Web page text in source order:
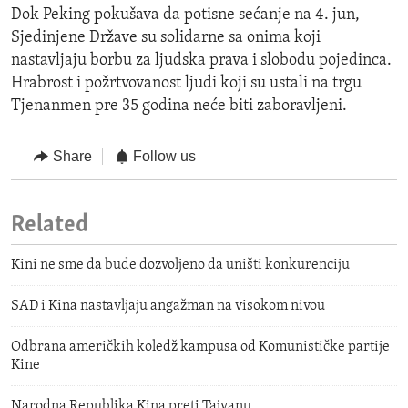
Dok Peking pokušava da potisne sećanje na 4. jun,
Sjedinjene Države su solidarne sa onima koji
nastavljaju borbu za ljudska prava i slobodu pojedinca.
Hrabrost i požrtvovanost ljudi koji su ustali na trgu
Tjenanmen pre 35 godina neće biti zaboravljeni.
Share Follow us
Related
Kini ne sme da bude dozvoljeno da uništi konkurenciju
SAD i Kina nastavljaju angažman na visokom nivou
Odbrana američkih koledž kampusa od Komunističke partije
Kine